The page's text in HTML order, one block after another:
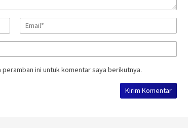
ini untuk komentar saya berikutnya.